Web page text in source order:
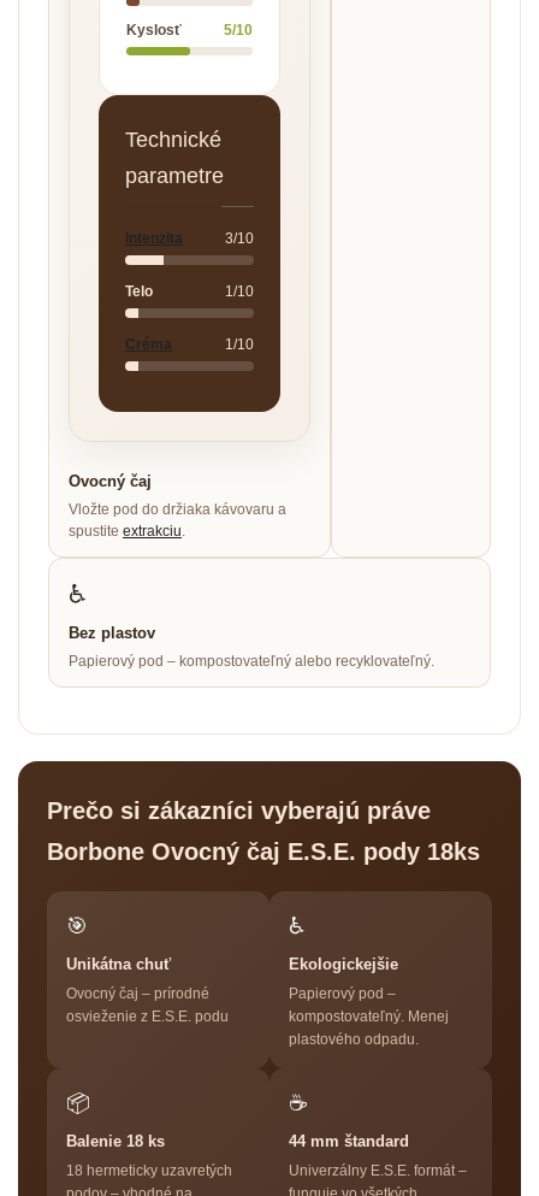
Kyslosť 5/10
Technické
parametre
Intenzita 3/10
Telo 1/10
Créma 1/10
Ovocný čaj
Vložte pod do držiaka kávovaru a
spustite extrakciu.
♿
Bez plastov
Papierový pod – kompostovateľný alebo recyklovateľný.
Prečo si zákazníci vyberajú práve
Borbone Ovocný čaj E.S.E. pody 18ks
🎯
Unikátna chuť
Ovocný čaj – prírodné
osvieženie z E.S.E. podu
♿
Ekologickejšie
Papierový pod –
kompostovateľný. Menej
plastového odpadu.
📦
Balenie 18 ks
18 hermeticky uzavretých
☕
44 mm štandard
Univerzálny E.S.E. formát –